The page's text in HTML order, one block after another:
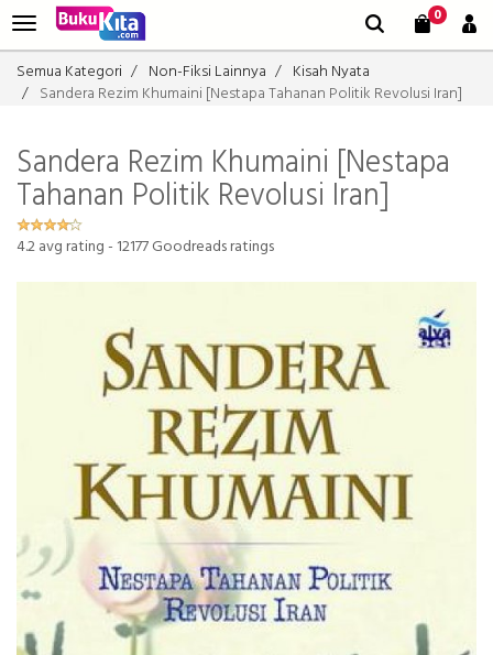
0
Semua Kategori Non-Fiksi Lainnya
Kisah Nyata
Sandera Rezim Khumaini [Nestapa Tahanan Politik Revolusi Iran]
Sandera Rezim Khumaini [Nestapa
Tahanan Politik Revolusi Iran]
4.2avg rating - 12177Goodreads ratings